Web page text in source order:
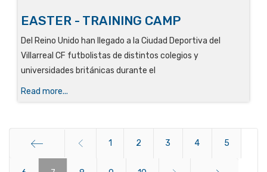
EASTER - TRAINING CAMP
Del Reino Unido han llegado a la Ciudad Deportiva del
Villarreal CF futbolistas de distintos colegios y
universidades británicas durante el
Read more...
1 2 3 4 5